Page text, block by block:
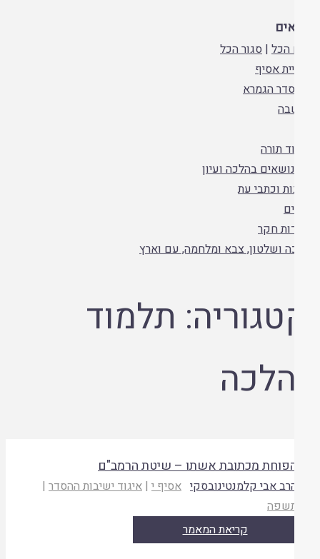
|סגור הכל
אסיף
הגמרא
תורה
בהלכה ועיון
וכתבי עת
חקר
ושלטון, צבא ומלחמה, עם וארץ
תלמוד
מכתובת אשתו – שיטת הרמב"ם
אבי קלמנטינובסקי אסיף י|איגוד ישיבות ההסדר|
קריאת המאמר